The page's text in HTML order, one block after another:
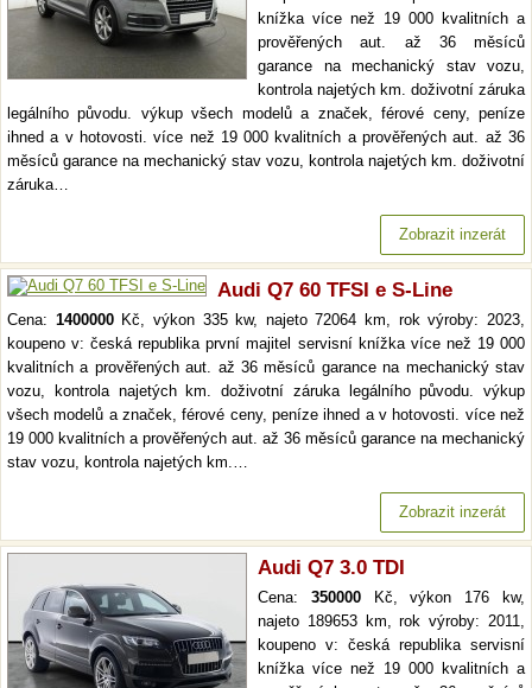
knížka více než 19 000 kvalitních a
prověřených aut. až 36 měsíců
garance na mechanický stav vozu,
kontrola najetých km. doživotní záruka
legálního původu. výkup všech modelů a značek, férové ceny, peníze
ihned a v hotovosti. více než 19 000 kvalitních a prověřených aut. až 36
měsíců garance na mechanický stav vozu, kontrola najetých km. doživotní
záruka…
Zobrazit inzerát
Audi Q7 60 TFSI e S-Line
Cena: 1400000Kč, výkon 335 kw, najeto 72064 km, rok výroby: 2023,
koupeno v: česká republika první majitel servisní knížka více než 19 000
kvalitních a prověřených aut. až 36 měsíců garance na mechanický stav
vozu, kontrola najetých km. doživotní záruka legálního původu. výkup
všech modelů a značek, férové ceny, peníze ihned a v hotovosti. více než
19 000 kvalitních a prověřených aut. až 36 měsíců garance na mechanický
stav vozu, kontrola najetých km.…
Zobrazit inzerát
Audi Q7 3.0 TDI
Cena: 350000Kč, výkon 176 kw,
najeto 189653 km, rok výroby: 2011,
koupeno v: česká republika servisní
knížka více než 19 000 kvalitních a